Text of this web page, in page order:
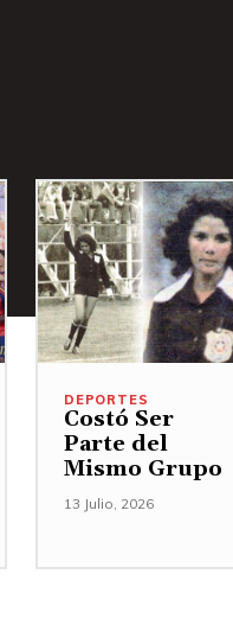
DEPORTES
Costó Ser
Parte del
Mismo Grupo
13 Julio, 2026